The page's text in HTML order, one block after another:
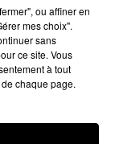
DU
ou affiner en
mes choix".
sans
ce site. Vous
à tout
chaque page.